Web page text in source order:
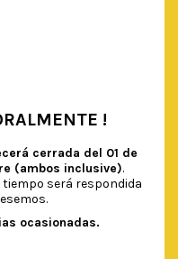
!
cerrada del 01 de
(ambos inclusive).
será respondida
ocasionadas.